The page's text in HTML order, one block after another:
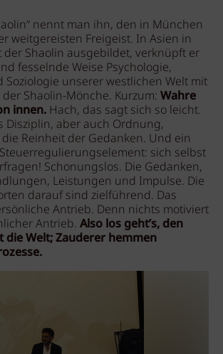
nennt man ihn, den in München
weitgereisten Freigeist. In Asien in
der Shaolin ausgebildet, verknüpft er
fesselnde Weise Psychologie,
Soziologie unserer westlichen Welt mit
Shaolin-Mönche. Kurzum: Wahre
innen. Hach, das sagt sich so leicht.
Disziplin, aber auch Ordnung,
Reinheit der Gedanken. Und ein
sich selbst
Schonungslos. Die Gedanken,
Leistungen und Impulse. Die
darauf sind zielführend. Das
Antrieb. Denn nichts motiviert
Antrieb. Also los geht’s, den
Welt; Zauderer hemmen